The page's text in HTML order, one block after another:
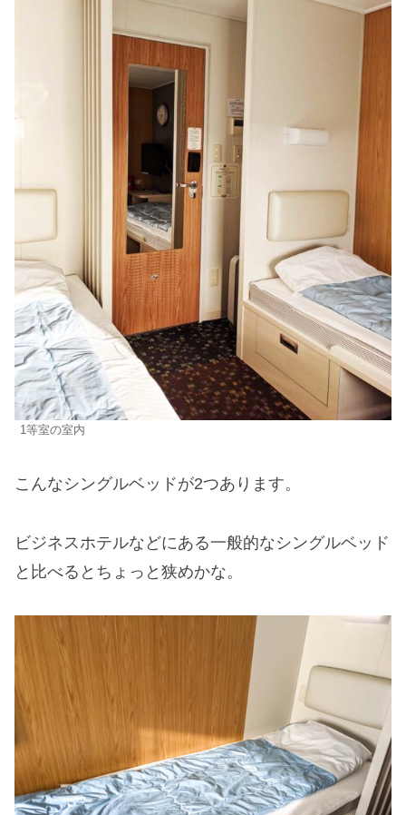
1等室の室内
こんなシングルベッドが2つあります。
ビジネスホテルなどにある一般的なシングルベッド
と比べるとちょっと狭めかな。